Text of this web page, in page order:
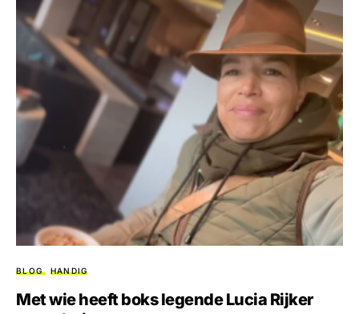
BLOG HANDIG
Met wie heeft boks legende Lucia Rijker